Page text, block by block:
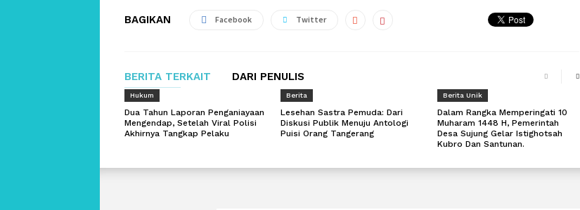
BAGIKAN Facebook Twitter
BERITA TERKAIT DARI PENULIS
Hukum
Dua Tahun Laporan Penganiayaan
Mengendap, Setelah Viral Polisi
Akhirnya Tangkap Pelaku
Berita
Lesehan Sastra Pemuda: Dari
Diskusi Publik Menuju Antologi
Puisi Orang Tangerang
Berita Unik
Dalam Rangka Memperingati 10
Muharam 1448 H, Pemerintah
Desa Sujung Gelar Istighotsah
Kubro Dan Santunan.